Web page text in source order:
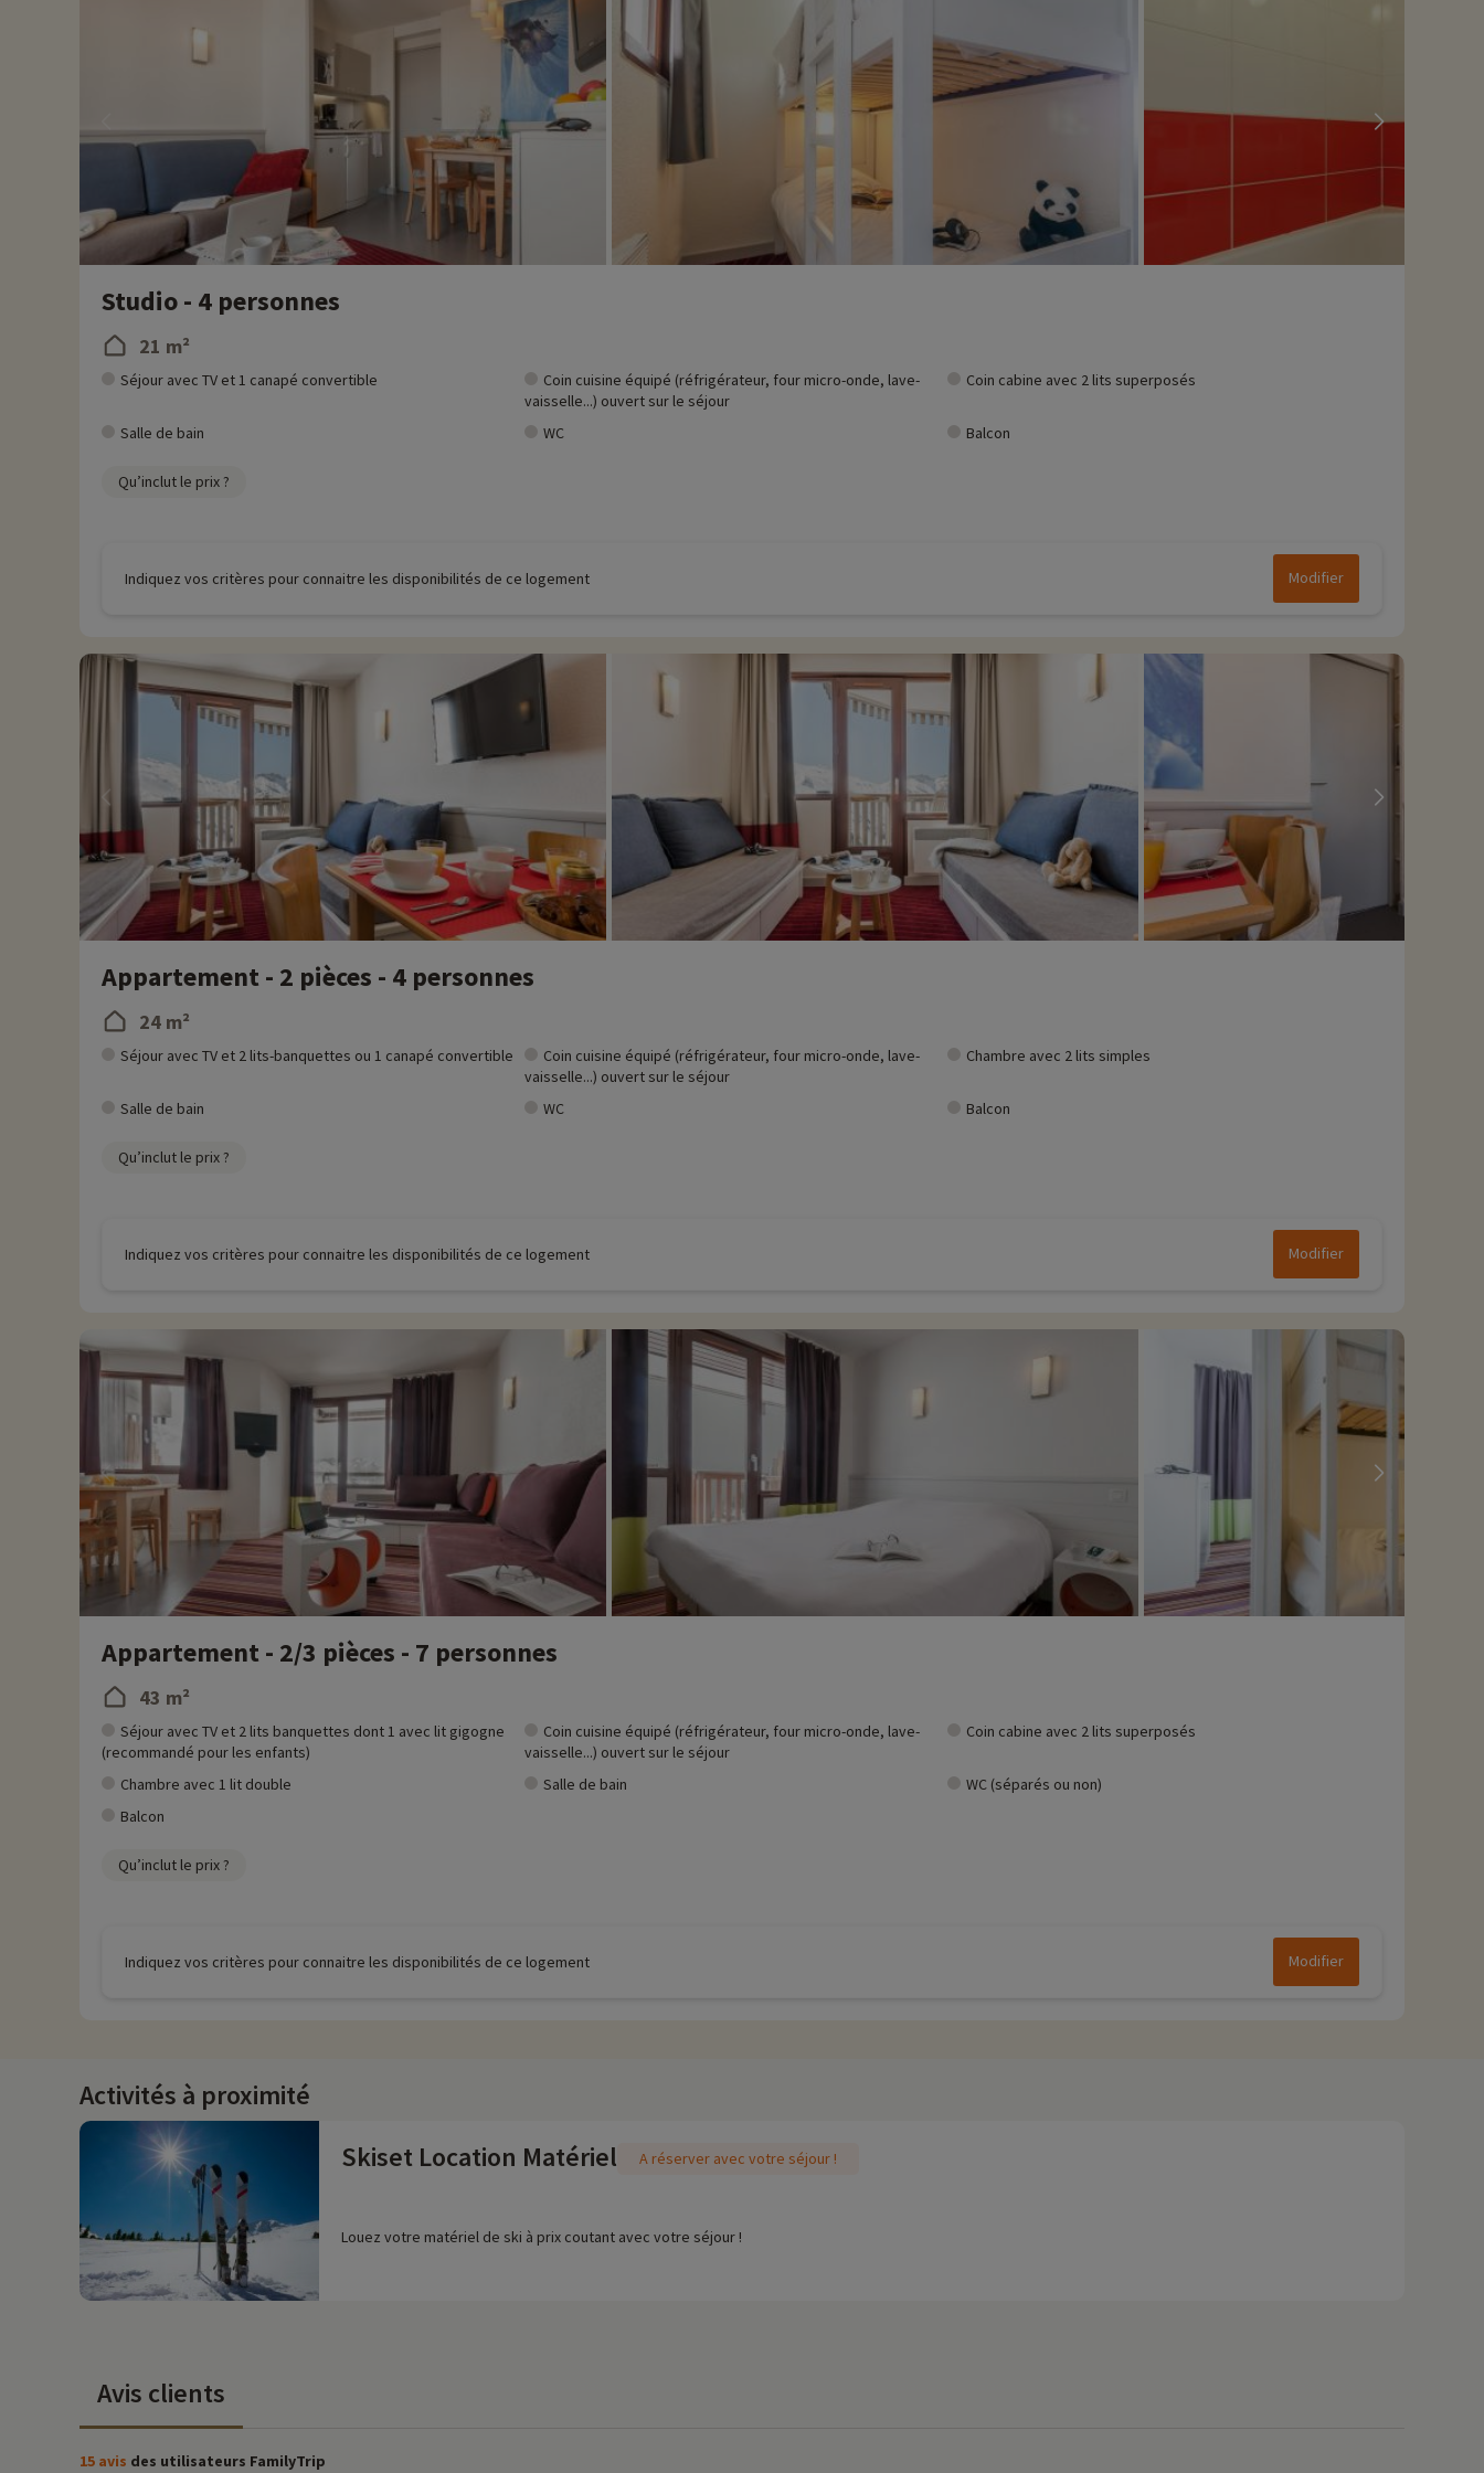
› Activités de loisirs : patin à glace, chien de traîneau, balnéo, plongée sous glace, moto-neige, raquettes, ski de fond et snowboard...
› Équipement et services pensés pour les familles
› Architecture novatrice, circulation en ski sur les routes
› 100% piéton, navette gratuite à l'arrivée et au départ
• Domaine skiable d'Avoriaz
› 51 pistes, 75 km de pistes
• Domaine des Portes du soleil
› 12 stations reliées sur la France et la Suisse
› 280 pistes, 650 km de pistes
Plus d'informations
• Animaux de compagnie acceptés, en supplément
Studio - 4 personnes
21 m²
Séjour avec TV et 1 canapé convertible
Coin cuisine équipé (réfrigérateur, four micro-onde, lave-
vaisselle...) ouvert sur le séjour
Coin cabine avec 2 lits superposés
Salle de bain WC Balcon
Qu’inclut le prix ?
Indiquez vos critères pour connaitre les disponibilités de ce logement Modifier
Appartement - 2 pièces - 4 personnes
24 m²
Séjour avec TV et 2 lits-banquettes ou 1 canapé convertible
Coin cuisine équipé (réfrigérateur, four micro-onde, lave-
vaisselle...) ouvert sur le séjour
Chambre avec 2 lits simples
Salle de bain WC Balcon
Qu’inclut le prix ?
Indiquez vos critères pour connaitre les disponibilités de ce logement Modifier
Appartement - 2/3 pièces - 7 personnes
43 m²
Séjour avec TV et 2 lits banquettes dont 1 avec lit gigogne
(recommandé pour les enfants)
Coin cuisine équipé (réfrigérateur, four micro-onde, lave-
vaisselle...) ouvert sur le séjour
Coin cabine avec 2 lits superposés
Chambre avec 1 lit double Salle de bain
WC (séparés ou non)
Balcon
Qu’inclut le prix ?
Indiquez vos critères pour connaitre les disponibilités de ce logement Modifier
Activités à proximité
Skiset Location Matériel
A réserver avec votre séjour !
Louez votre matériel de ski à prix coutant avec votre séjour !
Avis clients
15 avis des utilisateurs FamilyTrip